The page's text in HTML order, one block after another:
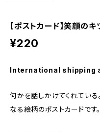
【ポストカード】笑顔のキ
¥220
International shipping
何かを話しかけてくれている
なる絵柄のポストカードです。